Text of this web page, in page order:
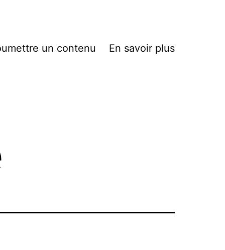
un contenu En savoir plus